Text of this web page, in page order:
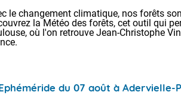
le changement climatique, nos forêts
la Météo des forêts, cet outil qui
où l'on retrouve Jean-Christophe
du 07 août à Adervielle-